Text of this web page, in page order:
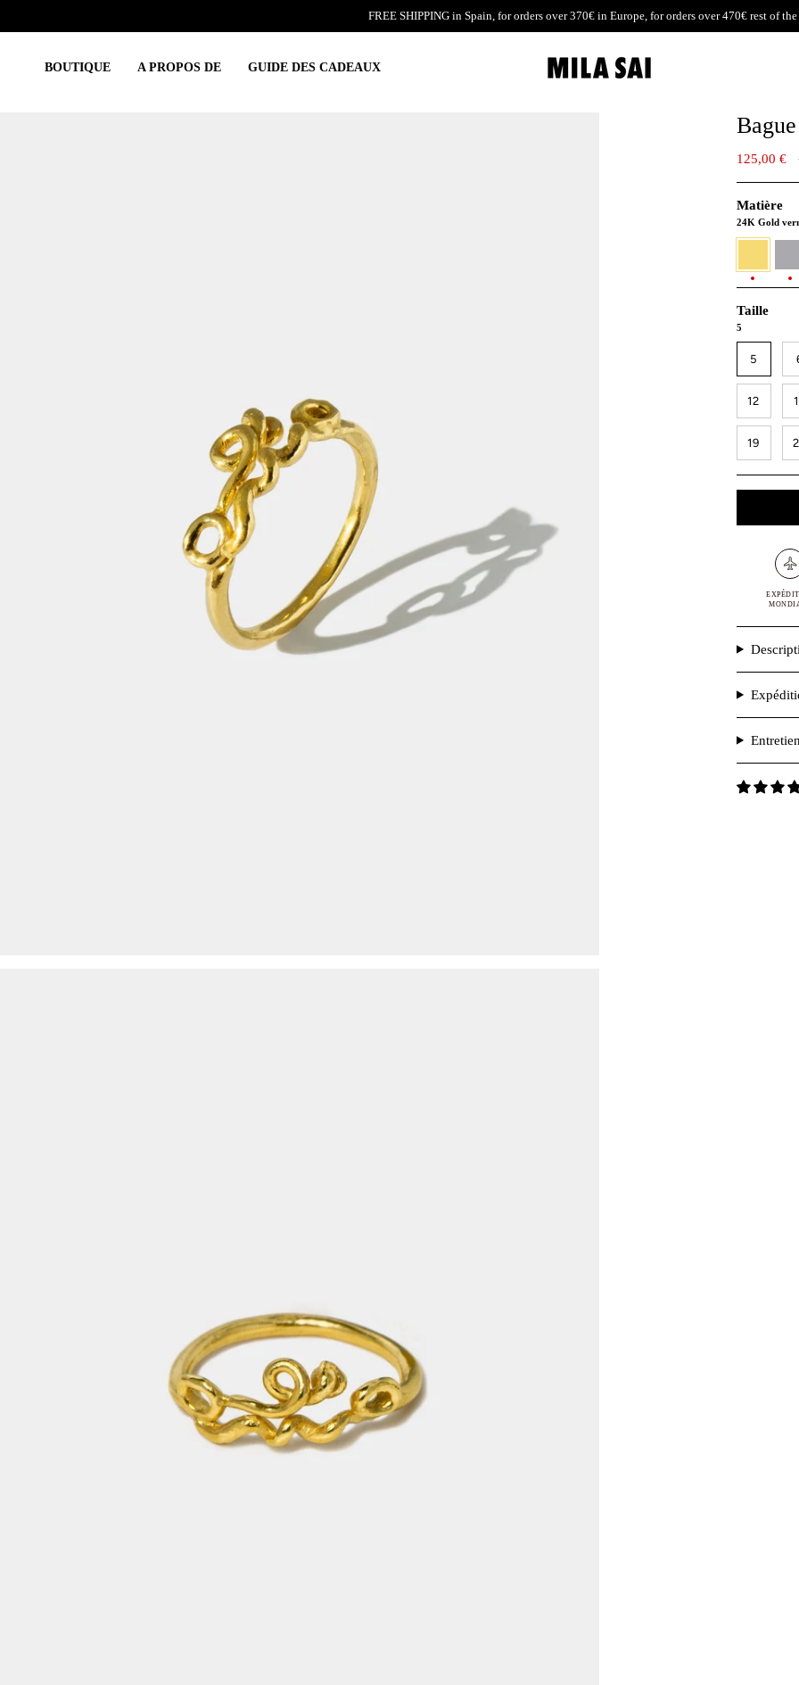
FREE SHIPPING in Spain, for orders over 370€ in Europe, for orders over 470€ rest of
BOUTIQUE A PROPOS DE GUIDE DES CADEAUX
125,00 €
Matière
24K Gold
Taille
5
5
12
19